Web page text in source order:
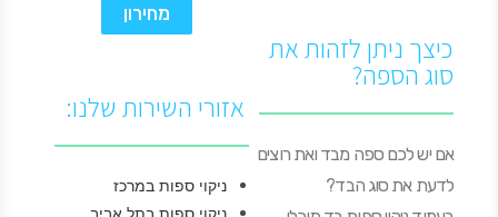
מחירון
כיצך ניתן לזהות את
סוג הספה?
אם יש לכם ספה מבד ואת רוצים
לדעת את סוג הבד?
אזורי השירות שלנו:
ניקוי ספות במרכז